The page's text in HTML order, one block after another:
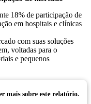
18% de participação de
em hospitais e clínicas
com suas soluções
voltadas para o
e pequenos
mais sobre este relatório.